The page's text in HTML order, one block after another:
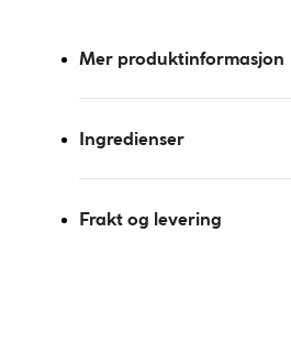
Mer produktinformasjon
Ingredienser
Frakt og levering